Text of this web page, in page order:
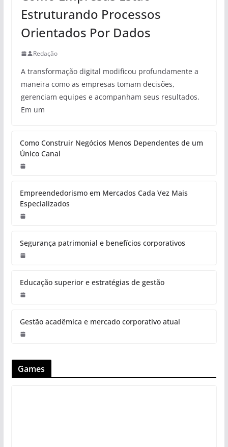
Estruturando Processos
Orientados Por Dados
Redação
A transformação digital modificou profundamente a
maneira como as empresas tomam decisões,
gerenciam equipes e acompanham seus resultados.
Em um
Como Construir Negócios Menos Dependentes de um
Único Canal
Empreendedorismo em Mercados Cada Vez Mais
Especializados
Segurança patrimonial e benefícios corporativos
Educação superior e estratégias de gestão
Gestão acadêmica e mercado corporativo atual
Games